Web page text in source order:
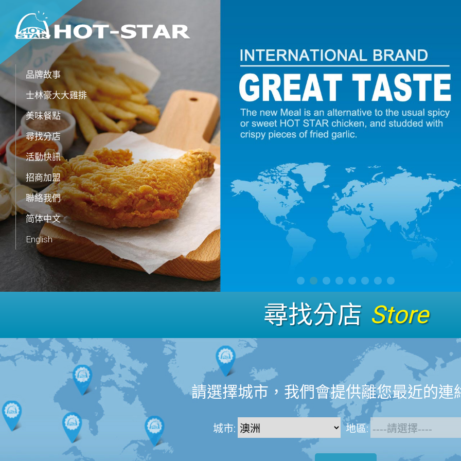
品牌故事
士林豪大大雞排
美味餐點
尋找分店
活動快訊
招商加盟
聯絡我們
简体中文
English
尋找分店 Store
請選擇城市，我們會提供離您最近的連
城市: 地區: